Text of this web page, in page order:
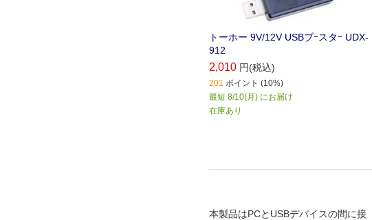
トーホー 9V/12V USBブｰスタｰ UDX-
912
2,010 円(税込)
201 ポイント (10%)
最短 8/10(月) にお届け
在庫あり
本製品はPCとUSBデバイスの間に接